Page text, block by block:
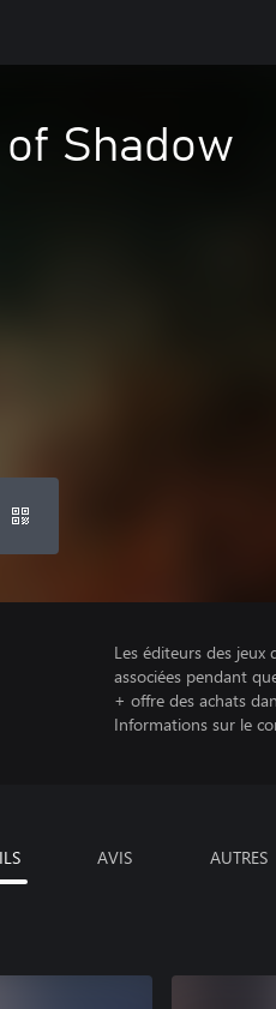
Shadow
Les éditeurs des
associées pendant
+ offre des achats
Informations sur le
AVIS AUTRES